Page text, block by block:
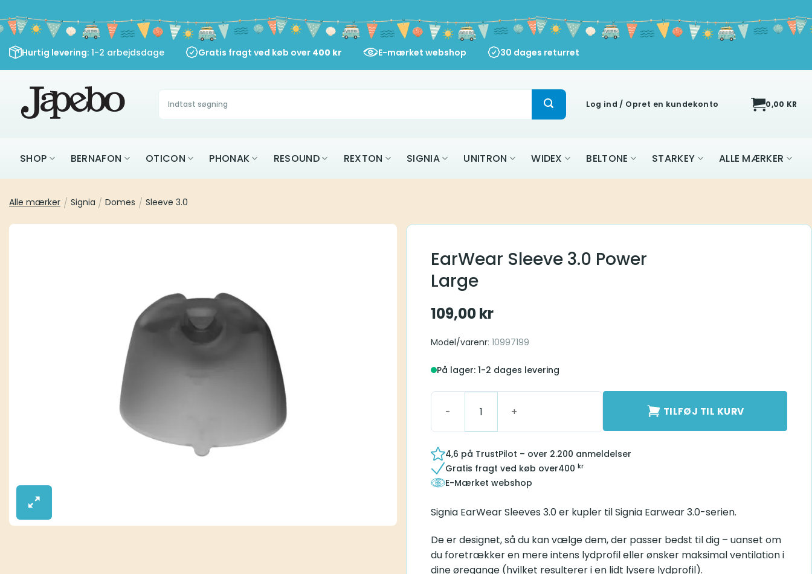
til
indhold
Hurtig levering: 1-2 arbejdsdage Gratis fragt ved køb over 400 kr E-mærket webshop 30 dages returret
Søg
efter:
Log ind / Opret en kundekonto 0,00 KR
SHOP BERNAFON OTICON PHONAK RESOUND REXTON SIGNIA UNITRON WIDEX BELTONE STARKEY ALLE MÆRKER
Alle mærker / Signia / Domes / Sleeve 3.0
EarWear Sleeve 3.0 Power
Large
109,00kr
Model/varenr: 10997199
På lager: 1-2 dages levering
TILFØJ TIL KURV
4,6 på TrustPilot – over 2.200 anmeldelser
Gratis fragt ved køb over400 kr
E-Mærket webshop
Signia EarWear Sleeves 3.0 er kupler til Signia Earwear 3.0-serien.
De er designet, så du kan vælge dem, der passer bedst til dig – uanset om
du foretrækker en mere intens lydprofil eller ønsker maksimal ventilation i
dine øregange (hvilket resulterer i en lidt lysere lydprofil).